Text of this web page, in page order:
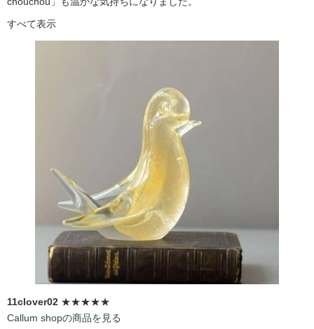
すべて表示
11clover02 ★★★★★
Callum shopの商品を見る